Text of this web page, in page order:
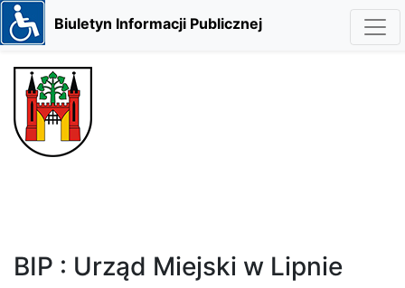
Biuletyn Informacji Publicznej
BIP : Urząd Miejski w Lipnie